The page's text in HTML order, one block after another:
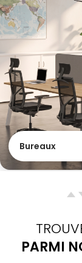
Bureaux
PARMI